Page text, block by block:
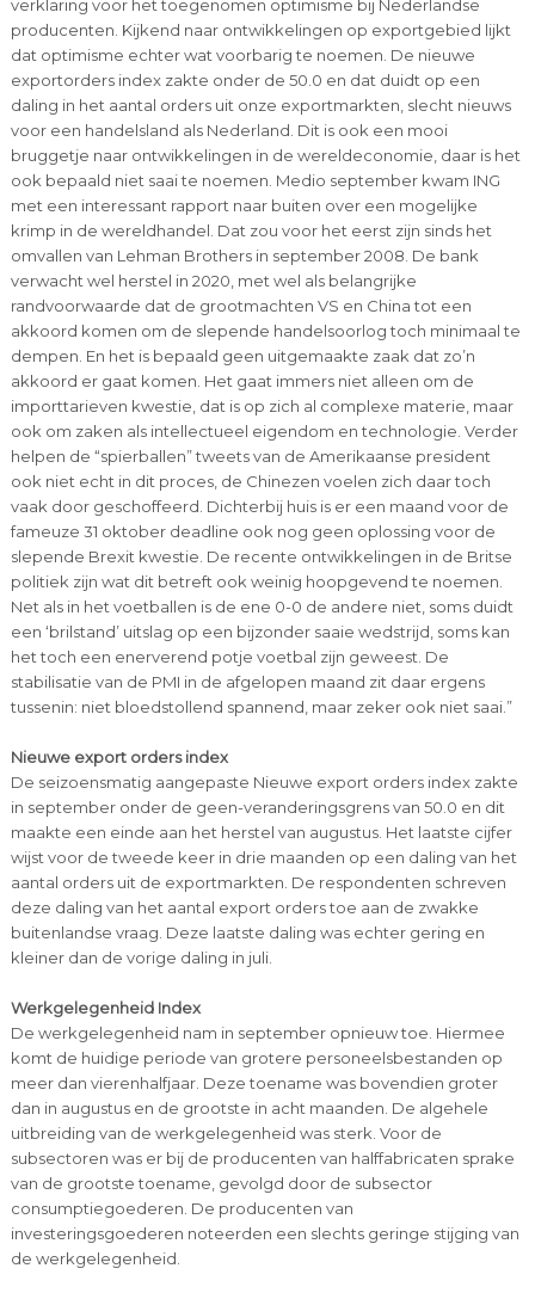
verklaring voor het toegenomen optimisme bij Nederlandse
producenten. Kijkend naar ontwikkelingen op exportgebied lijkt
dat optimisme echter wat voorbarig te noemen. De nieuwe
exportorders index zakte onder de 50.0 en dat duidt op een
daling in het aantal orders uit onze exportmarkten, slecht nieuws
voor een handelsland als Nederland. Dit is ook een mooi
bruggetje naar ontwikkelingen in de wereldeconomie, daar is het
ook bepaald niet saai te noemen. Medio september kwam ING
met een interessant rapport naar buiten over een mogelijke
krimp in de wereldhandel. Dat zou voor het eerst zijn sinds het
omvallen van Lehman Brothers in september 2008. De bank
verwacht wel herstel in 2020, met wel als belangrijke
randvoorwaarde dat de grootmachten VS en China tot een
akkoord komen om de slepende handelsoorlog toch minimaal te
dempen. En het is bepaald geen uitgemaakte zaak dat zo’n
akkoord er gaat komen. Het gaat immers niet alleen om de
importtarieven kwestie, dat is op zich al complexe materie, maar
ook om zaken als intellectueel eigendom en technologie. Verder
helpen de “spierballen” tweets van de Amerikaanse president
ook niet echt in dit proces, de Chinezen voelen zich daar toch
vaak door geschoffeerd. Dichterbij huis is er een maand voor de
fameuze 31 oktober deadline ook nog geen oplossing voor de
slepende Brexit kwestie. De recente ontwikkelingen in de Britse
politiek zijn wat dit betreft ook weinig hoopgevend te noemen.
Net als in het voetballen is de ene 0-0 de andere niet, soms duidt
een ‘brilstand’ uitslag op een bijzonder saaie wedstrijd, soms kan
het toch een enerverend potje voetbal zijn geweest. De
stabilisatie van de PMI in de afgelopen maand zit daar ergens
tussenin: niet bloedstollend spannend, maar zeker ook niet saai.”
Nieuwe export orders index
De seizoensmatig aangepaste Nieuwe export orders index zakte
in september onder de geen-veranderingsgrens van 50.0 en dit
maakte een einde aan het herstel van augustus. Het laatste cijfer
wijst voor de tweede keer in drie maanden op een daling van het
aantal orders uit de exportmarkten. De respondenten schreven
deze daling van het aantal export orders toe aan de zwakke
buitenlandse vraag. Deze laatste daling was echter gering en
kleiner dan de vorige daling in juli.
Werkgelegenheid Index
De werkgelegenheid nam in september opnieuw toe. Hiermee
komt de huidige periode van grotere personeelsbestanden op
meer dan vierenhalfjaar. Deze toename was bovendien groter
dan in augustus en de grootste in acht maanden. De algehele
uitbreiding van de werkgelegenheid was sterk. Voor de
subsectoren was er bij de producenten van halffabricaten sprake
van de grootste toename, gevolgd door de subsector
consumptiegoederen. De producenten van
investeringsgoederen noteerden een slechts geringe stijging van
de werkgelegenheid.